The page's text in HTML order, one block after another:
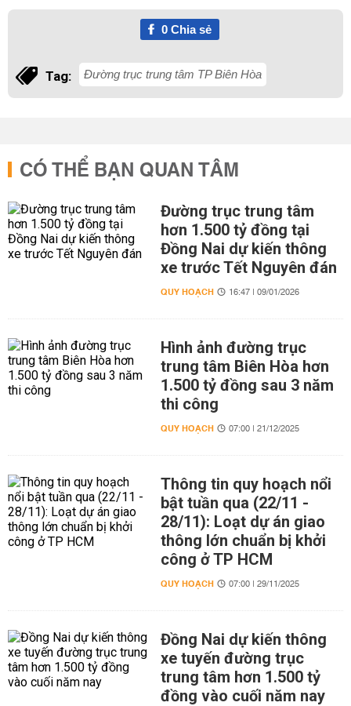
0Chia sẻ
Tag: Đường trục trung tâm TP Biên Hòa
CÓ THỂ BẠN QUAN TÂM
Đường trục trung tâm
hơn 1.500 tỷ đồng tại
Đồng Nai dự kiến thông
xe trước Tết Nguyên đán
QUY HOẠCH 16:47 | 09/01/2026
Hình ảnh đường trục
trung tâm Biên Hòa hơn
1.500 tỷ đồng sau 3 năm
thi công
QUY HOẠCH 07:00 | 21/12/2025
Thông tin quy hoạch nổi
bật tuần qua (22/11 -
28/11): Loạt dự án giao
thông lớn chuẩn bị khởi
công ở TP HCM
QUY HOẠCH 07:00 | 29/11/2025
Đồng Nai dự kiến thông
xe tuyến đường trục
trung tâm hơn 1.500 tỷ
đồng vào cuối năm nay